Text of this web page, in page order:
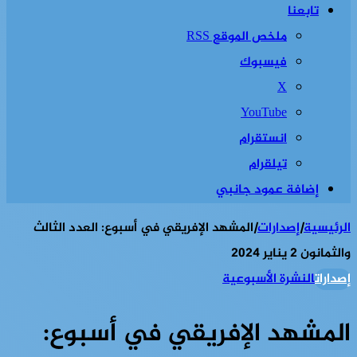
تابعنا
ملخص الموقع RSS
فيسبوك
‫X
‫YouTube
انستقرام
تيلقرام
إضافة عمود جانبي
الرئيسية|إصدارات|المشهد الإفريقي في أسبوع: العدد الثالث
والثمانون 2 يناير 2024
إصداراتالنشرة الأسبوعية
المشهد الإفريقي في أسبوع: